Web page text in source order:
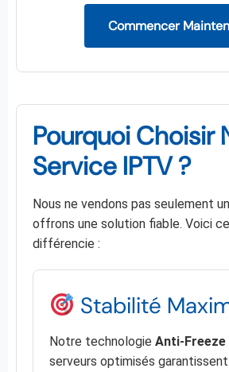
Commencer
Pourquoi Choisir
Service IPTV ?
Nous ne vendons pas seulement
offrons une solution fiable. Voici
différencie :
Stabilité
Notre technologie Anti-Freeze
serveurs optimisés garantissent